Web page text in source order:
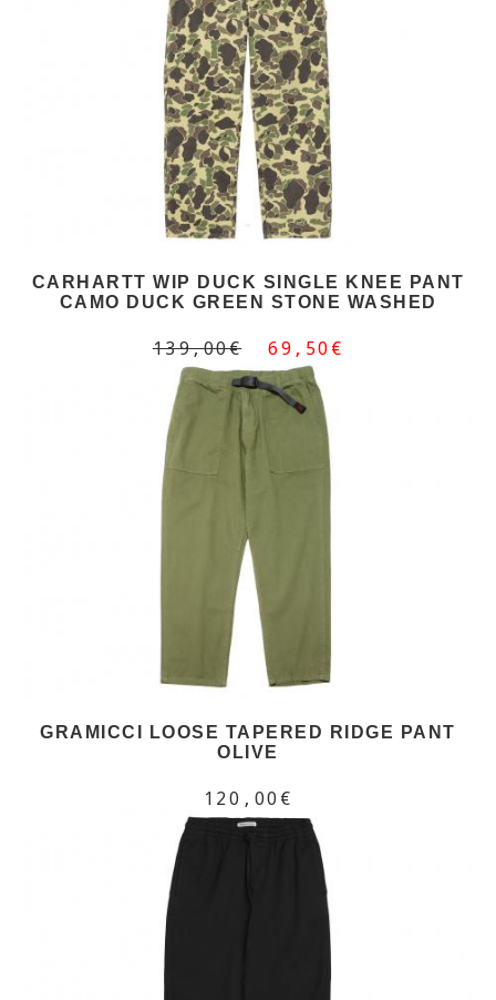
CARHARTT WIP DUCK SINGLE KNEE PANT
CAMO DUCK GREEN STONE WASHED
139,00€ 69,50€
GRAMICCI LOOSE TAPERED RIDGE PANT
OLIVE
120,00€